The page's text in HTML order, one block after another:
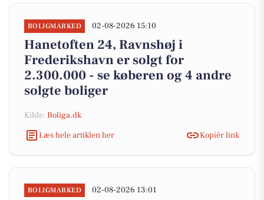
BOLIGMARKED 02-08-2026 15:10
Hanetoften 24, Ravnshøj i
Frederikshavn er solgt for
2.300.000 - se køberen og 4 andre
solgte boliger
Kilde: Boliga.dk
Læs hele artiklen her
Kopiér link
BOLIGMARKED 02-08-2026 13:01